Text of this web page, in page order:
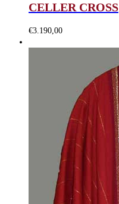
CELLER CROSS
€3.190,00